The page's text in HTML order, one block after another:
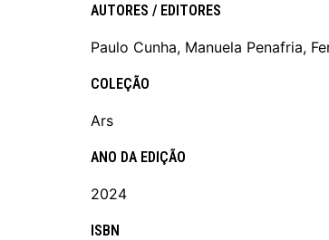
AUTORES / EDITORES
Paulo Cunha, Manuela Penafria,
COLEÇÃO
Ars
ANO DA EDIÇÃO
2024
ISBN